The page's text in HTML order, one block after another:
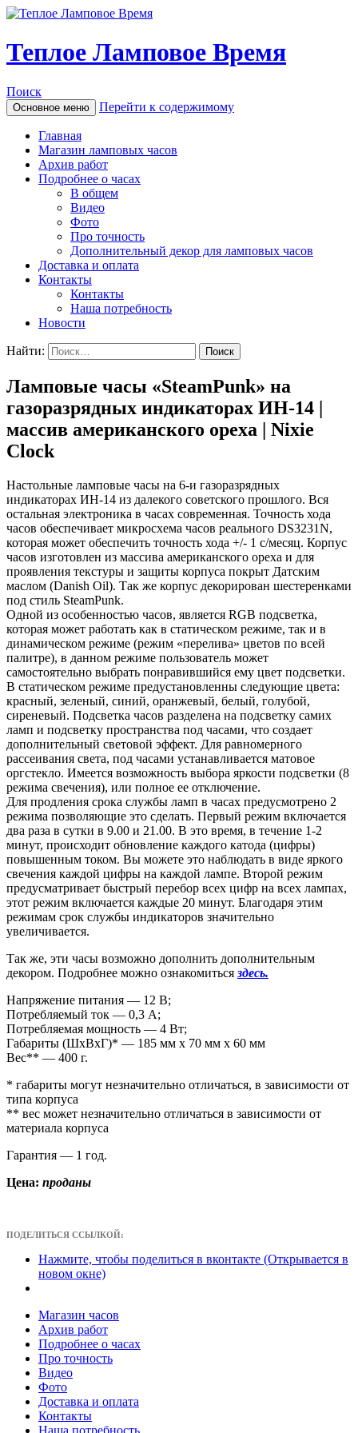
Теплое Ламповое Время
Поиск
Основное меню Перейти к содержимому
Главная
Магазин ламповых часов
Архив работ
Подробнее о часах
В общем
Видео
Фото
Про точность
Дополнительный декор для ламповых часов
Доставка и оплата
Контакты
Контакты
Наша потребность
Новости
Найти:
Ламповые часы «SteamPunk» на
газоразрядных индикаторах ИН-14 |
массив американского ореха | Nixie
Clock
Настольные ламповые часы на 6-и газоразрядных
индикаторах ИН-14 из далекого советского прошлого. Вся
остальная электроника в часах современная. Точность хода
часов обеспечивает микросхема часов реального DS3231N,
которая может обеспечить точность хода +/- 1 с/месяц. Корпус
часов изготовлен из массива американского ореха и для
проявления текстуры и защиты корпуса покрыт Датским
маслом (Danish Oil). Так же корпус декорирован шестеренками
под стиль SteamPunk.
Одной из особенностью часов, является RGB подсветка,
которая может работать как в статическом режиме, так и в
динамическом режиме (режим «перелива» цветов по всей
палитре), в данном режиме пользователь может
самостоятельно выбрать понравившийся ему цвет подсветки.
В статическом режиме предустановленны следующие цвета:
красный, зеленый, синий, оранжевый, белый, голубой,
сиреневый. Подсветка часов разделена на подсветку самих
ламп и подсветку пространства под часами, что создает
дополнительный световой эффект. Для равномерного
рассеивания света, под часами устанавливается матовое
оргстекло. Имеется возможность выбора яркости подсветки (8
режима свечения), или полное ее отключение.
Для продления срока службы ламп в часах предусмотрено 2
режима позволяющие это сделать. Первый режим включается
два раза в сутки в 9.00 и 21.00. В это время, в течение 1-2
минут, происходит обновление каждого катода (цифры)
повышенным током. Вы можете это наблюдать в виде яркого
свечения каждой цифры на каждой лампе. Второй режим
предусматривает быстрый перебор всех цифр на всех лампах,
этот режим включается каждые 20 минут. Благодаря этим
режимам срок службы индикаторов значительно
увеличивается.
Так же, эти часы возможно дополнить дополнительным
декором. Подробнее можно ознакомиться здесь.
Напряжение питания — 12 В;
Потребляемый ток — 0,3 А;
Потребляемая мощность — 4 Вт;
Габариты (ШxВxГ)* — 185 мм x 70 мм x 60 мм
Вес** — 400 г.
* габариты могут незначительно отличаться, в зависимости от
типа корпуса
** вес может незначительно отличаться в зависимости от
материала корпуса
Гарантия — 1 год.
Цена: проданы
ПОДЕЛИТЬСЯ ССЫЛКОЙ:
Нажмите, чтобы поделиться в вконтакте (Открывается в
новом окне)
Магазин часов
Архив работ
Подробнее о часах
Про точность
Видео
Фото
Доставка и оплата
Контакты
Наша потребность